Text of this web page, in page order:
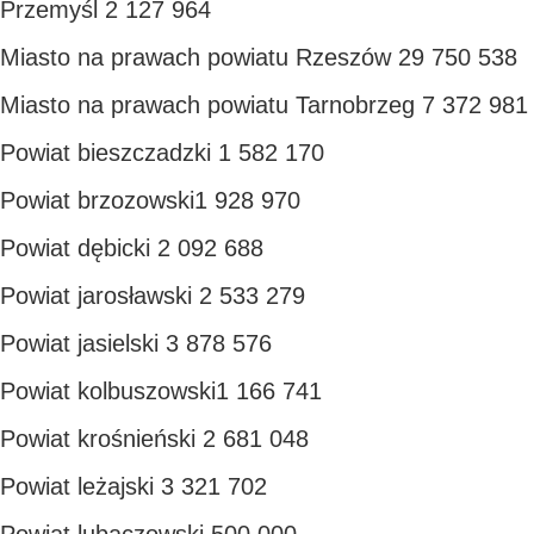
Przemyśl 2 127 964
Miasto na prawach powiatu Rzeszów 29 750 538
Miasto na prawach powiatu Tarnobrzeg 7 372 981
Powiat bieszczadzki 1 582 170
Powiat brzozowski1 928 970
Powiat dębicki 2 092 688
Powiat jarosławski 2 533 279
Powiat jasielski 3 878 576
Powiat kolbuszowski1 166 741
Powiat krośnieński 2 681 048
Powiat leżajski 3 321 702